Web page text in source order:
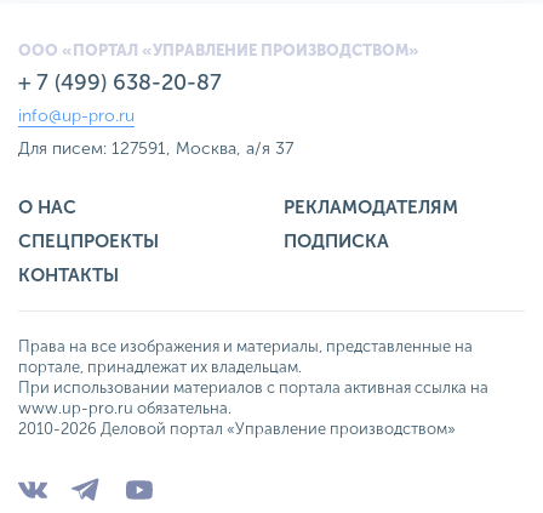
ООО «ПОРТАЛ «УПРАВЛЕНИЕ ПРОИЗВОДСТВОМ»
+ 7 (499) 638-20-87
info@up-pro.ru
Для писем: 127591, Москва, а/я 37
О НАС
РЕКЛАМОДАТЕЛЯМ
СПЕЦПРОЕКТЫ
ПОДПИСКА
КОНТАКТЫ
Права на все изображения и материалы, представленные на
портале, принадлежат их владельцам.
При использовании материалов с портала активная ссылка на
www.up-pro.ru обязательна.
2010-2026 Деловой портал «Управление производством»